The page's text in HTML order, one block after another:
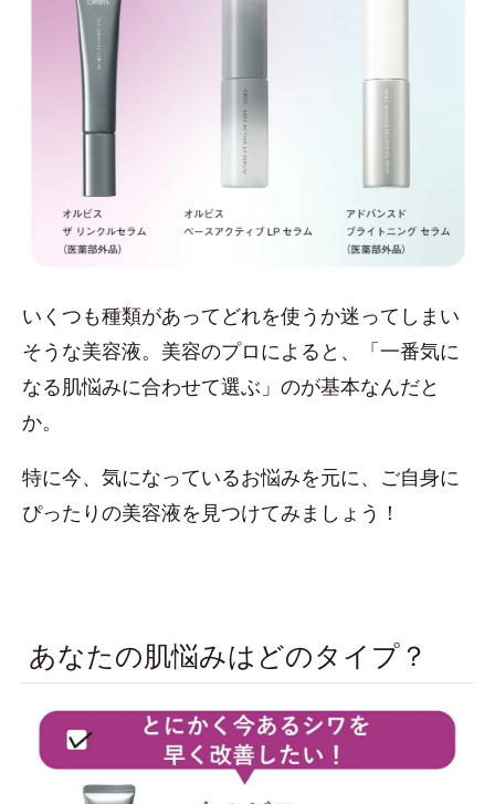
いくつも種類があってどれを使うか迷ってしまい
そうな美容液。美容のプロによると、「一番気に
なる肌悩みに合わせて選ぶ」のが基本なんだと
か。
特に今、気になっているお悩みを元に、ご自身に
ぴったりの美容液を見つけてみましょう！
あなたの肌悩みはどのタイプ？